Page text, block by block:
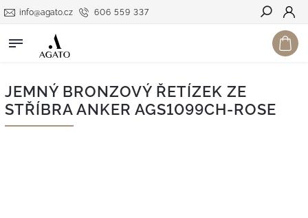
606 559 337
info@agato.cz
Hledat
JEMNÝ BRONZOVÝ ŘETÍZEK ZE
STŘÍBRA ANKER AGS1099CH-ROSE